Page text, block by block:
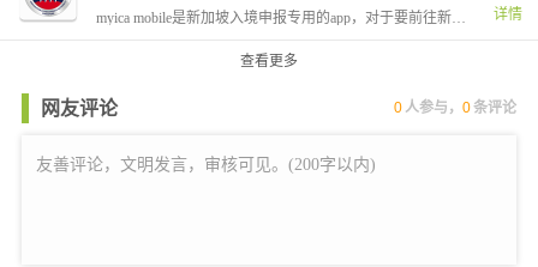
myica mobile是新加坡入境申报专用的app，对于要前往新加坡旅游或出差的用户来说，这个app可以大大提高大家出入境的效率。还提供了各种便利的功能，例如查询签证状态、查看旅行警示
详情
查看更多
网友评论 0 人参与，0条评论